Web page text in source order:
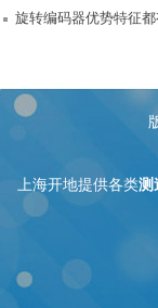
旋转编码器优势特征都
上海开地提供各类测